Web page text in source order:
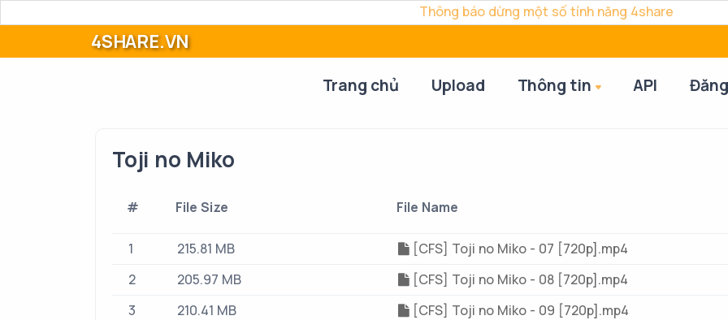
Thông báo dừng một số tính năng 4share
4SHARE.VN
Trang chủ Upload Thông tin API
Toji no Miko
# File Size File Name
1 215.81 MB
[CFS] Toji no Miko - 07 [720p].mp4
2
205.97 MB
[CFS] Toji no Miko - 08 [720p].mp4
3
210.41 MB
[CFS] Toji no Miko - 09 [720p].mp4